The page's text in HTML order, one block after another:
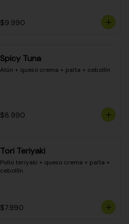
$9.990
Spicy Tuna
Atún + queso crema + palta + cebollín
$8.990
Tori Teriyaki
Pollo teriyaki + queso crema + palta +
cebollín
$7.990